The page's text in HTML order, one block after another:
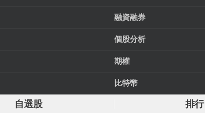
融資融券
個股分析
期權
比特幣
自選股 排行